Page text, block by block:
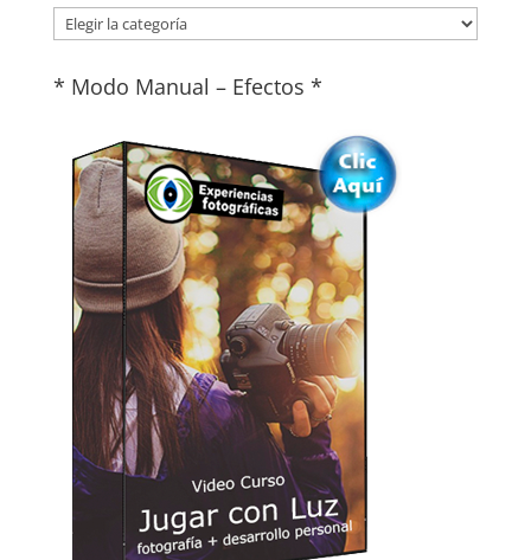
Categorías
* Modo Manual – Efectos *